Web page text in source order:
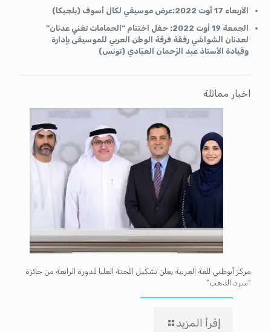
الأربعاء 17 أوت 2022:عرض موسيقي لكال أسوف (بلجيكا)
الجمعة 19 أوت 2022: حفل اختتام “الحمامات تغني عدنان”
لعدنان الشواشي رفقة فرقة الوطن العربي للموسيقى بإدارة
وقيادة الأستاذ عبد الرّحمان العيّادي (تونس)
اخبار مماثلة
مركز أبوظبي للغة العربية يعلن تشكيل اللجنة العليا للدورة الرابعة من جائزة
“سرد الذهب”
إقرأ المزيد